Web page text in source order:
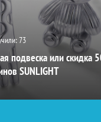
73
подвеска или скидка
SUNLIGHT